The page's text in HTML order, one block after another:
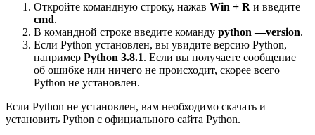
Откройте командную строку, нажав Win + R и введите
cmd.
В командной строке введите команду python —version.
Если Python установлен, вы увидите версию Python,
например Python 3.8.1. Если вы получаете сообщение
об ошибке или ничего не происходит, скорее всего
Python не установлен.
Если Python не установлен, вам необходимо скачать и
установить Python с официального сайта Python.